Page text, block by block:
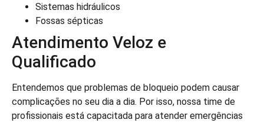
Sistemas hidráulicos
Fossas sépticas
Atendimento Veloz e
Qualificado
Entendemos que problemas de bloqueio podem causar
complicações no seu dia a dia. Por isso, nossa time de
profissionais está capacitada para atender emergências